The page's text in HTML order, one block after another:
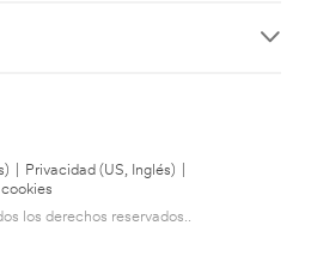
Privacidad (US, Inglés)
los derechos reservados..